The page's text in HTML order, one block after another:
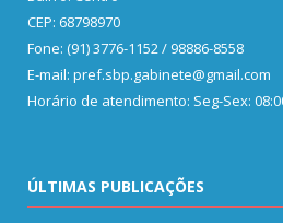
CEP: 68798970
Fone: (91) 3776-1152 / 98886-8558
E-mail: pref.sbp.gabinete@gmail.com
Horário de atendimento: Seg-Sex:
ÚLTIMAS PUBLICAÇÕES